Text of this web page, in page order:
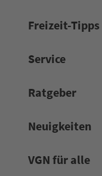
Frei­zeit-Tipps
Service
Rat­ge­ber
Neuigkeiten
VGN für alle